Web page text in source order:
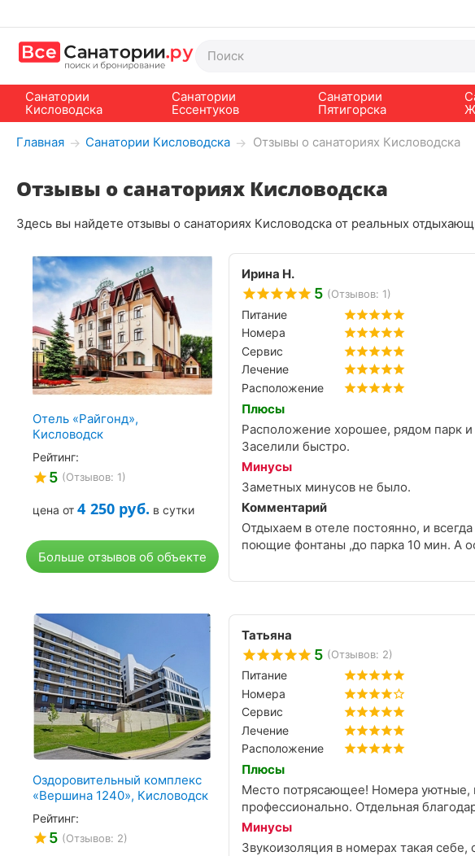
Санатории
Кисловодска
Санатории
Ессентуков
Санатории
Пятигорска
Главная → Санатории Кисловодска → Отзывы о санаториях Кисловодска
Отзывы о санаториях Кисловодска
Здесь вы найдете отзывы о санаториях Кисловодска от реальных
Отель «Райгонд»,
Кисловодск
Рейтинг:
5 (Отзывов: 1)
цена от 4 250 руб. в сутки
Больше отзывов об объекте
Ирина Н.
5 (Отзывов: 1)
Питание
Номера
Сервис
Лечение
Расположение
Плюсы
Расположение хорошее, рядом парк
Заселили быстро.
Минусы
Заметных минусов не было.
Комментарий
Отдыхаем в отеле постоянно, и
поющие фонтаны ,до парка 10 мин. А
Оздоровительный комплекс
«Вершина 1240», Кисловодск
Рейтинг:
5 (Отзывов: 2)
Татьяна
5 (Отзывов: 2)
Питание
Номера
Сервис
Лечение
Расположение
Плюсы
Место потрясающее! Номера уютные,
профессионально. Отдельная
Минусы
Звукоизоляция в номерах такая